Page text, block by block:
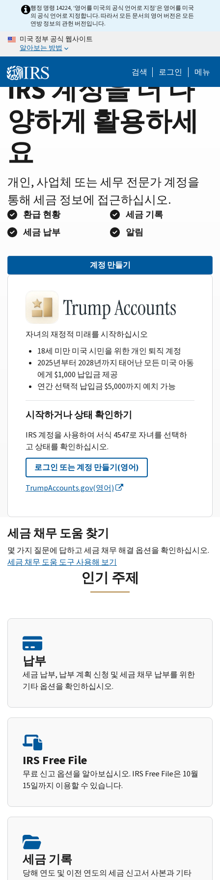
content
Home행정 명령 14224, ‘영어를 미국의 공식 언어로 지정’은 영어를 미국
의 공식 언어로 지정합니다. 따라서 모든 문서의 영어 버전은 모든
연방 정보의 관헌 버전입니다.
미국 정부 공식 웹사이트
알아보는 방법
검색 로그인 메뉴
IRS 계정을 더 다
양하게 활용하세
요
개인, 사업체 또는 세무 전문가 계정을
통해 세금 정보에 접근하십시오.
환급 현황
세금 기록
세금 납부
알림
계정 만들기
자녀의 재정적 미래를 시작하십시오
18세 미만 미국 시민을 위한 개인 퇴직 계정
2025년부터 2028년까지 태어난 모든 미국 아동
에게 $1,000 납입금 제공
연간 선택적 납입금 $5,000까지 예치 가능
시작하거나 상태 확인하기
IRS 계정을 사용하여 서식 4547로 자녀를 선택하
고 상태를 확인하십시오.
로그인 또는 계정 만들기(영어)
TrumpAccounts.gov(영어)
세금 채무 도움 찾기
몇 가지 질문에 답하고 세금 채무 해결 옵션을 확인하십시오.
세금 채무 도움 도구 사용해 보기
인기 주제
납부
세금 납부, 납부 계획 신청 및 세금 채무 납부를 위한
기타 옵션을 확인하십시오.
IRS Free File
무료 신고 옵션을 알아보십시오. IRS Free File은 10월
15일까지 이용할 수 있습니다.
세금 기록
당해 연도 및 이전 연도의 세금 신고서 사본과 기타